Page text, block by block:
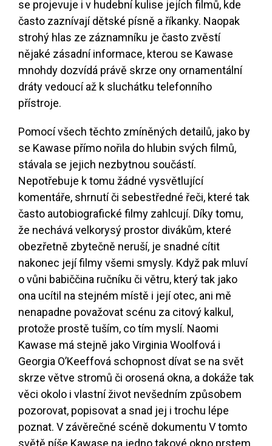
se projevuje i v hudební kulise jejích filmů, kde
často zaznívají dětské písně a říkanky. Naopak
strohý hlas ze záznamníku je často zvěstí
nějaké zásadní informace, kterou se Kawase
mnohdy dozvídá právě skrze ony ornamentální
dráty vedoucí až k sluchátku telefonního
přístroje.
Pomocí všech těchto zmíněných detailů, jako by
se Kawase přímo nořila do hlubin svých filmů,
stávala se jejich nezbytnou součástí.
Nepotřebuje k tomu žádné vysvětlující
komentáře, shrnutí či sebestředné řeči, které tak
často autobiografické filmy zahlcují. Díky tomu,
že nechává velkorysý prostor divákům, které
obezřetně zbytečně neruší, je snadné cítit
nakonec její filmy všemi smysly. Když pak mluví
o vůni babiččina ručníku či větru, který tak jako
ona ucítil na stejném místě i její otec, ani mě
nenapadne považovat scénu za citový kalkul,
protože prostě tuším, co tím myslí. Naomi
Kawase má stejně jako Virginia Woolfová i
Georgia O’Keeffová schopnost dívat se na svět
skrze větve stromů či orosená okna, a dokáže tak
věci okolo i vlastní život nevšedním způsobem
pozorovat, popisovat a snad jej i trochu lépe
poznat. V závěrečné scéně dokumentu V tomto